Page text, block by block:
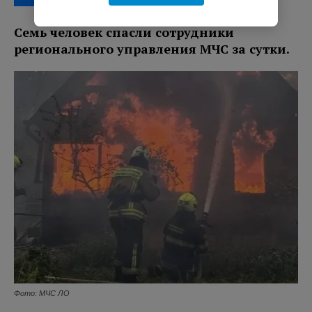
Семь человек спасли сотрудники
регионального управления МЧС за сутки.
Фото: МЧС ЛО